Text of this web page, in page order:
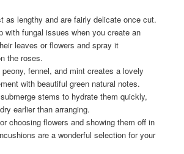
as lengthy and are fairly delicate once cut.
with fungal issues when you create an
leaves or flowers and spray it
the roses.
fennel, and mint creates a lovely
with beautiful green natural notes.
stems to hydrate them quickly,
earlier than arranging.
choosing flowers and showing them off in
are a wonderful selection for your